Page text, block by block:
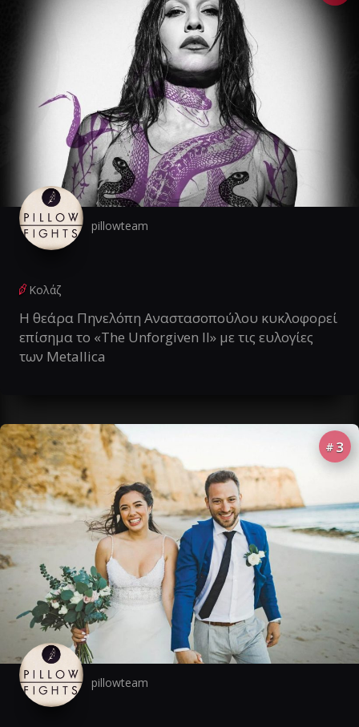
pillowteam
Κολάζ
Η θεάρα Πηνελόπη Αναστασοπούλου κυκλοφορεί
επίσημα το «The Unforgiven II» με τις ευλογίες
των Metallica
# 3
pillowteam